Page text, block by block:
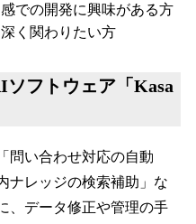
での開発に興味がある方
く関わりたい方
フトウェア「Kasa
問い合わせ対応の自動
ナレッジの検索補助」な
、データ修正や管理の手